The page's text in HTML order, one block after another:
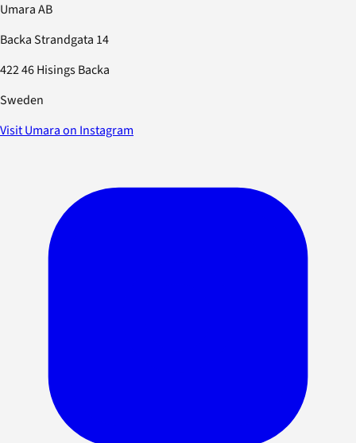
Umara AB
Backa Strandgata 14
422 46 Hisings Backa
Sweden
Visit Umara on Instagram